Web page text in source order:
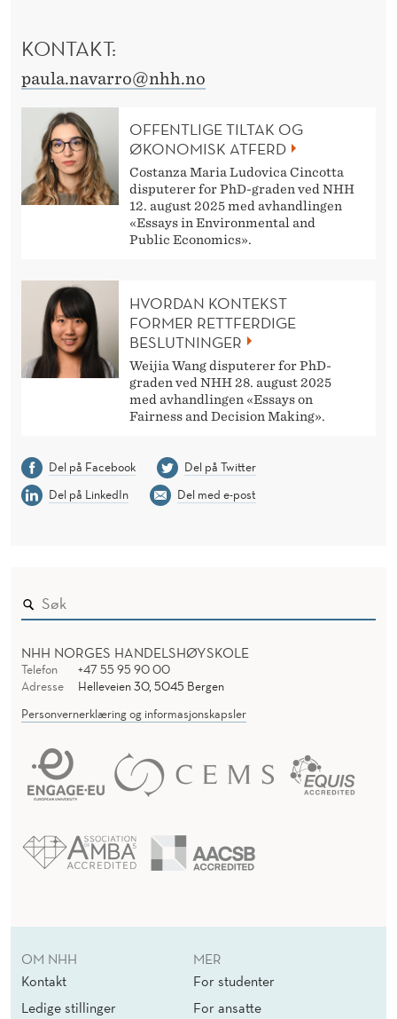
KONTAKT:
paula.navarro@nhh.no
OFFENTLIGE TILTAK OG
ØKONOMISK ATFERD
Costanza Maria Ludovica Cincotta
disputerer for PhD-graden ved NHH
12. august 2025 med avhandlingen
«Essays in Environmental and
Public Economics».
HVORDAN KONTEKST
FORMER RETTFERDIGE
BESLUTNINGER
Weijia Wang disputerer for PhD-
graden ved NHH 28. august 2025
med avhandlingen «Essays on
Fairness and Decision Making».
Del på Facebook
Del på Twitter
Del på LinkedIn
Del med e-post
NHH NORGES HANDELSHØYSKOLE
Telefon
+47 55 95 90 00
Adresse
Helleveien 30, 5045 Bergen
Personvernerklæring og informasjonskapsler
OM NHH
Kontakt
Ledige stillinger
MER
For studenter
For ansatte